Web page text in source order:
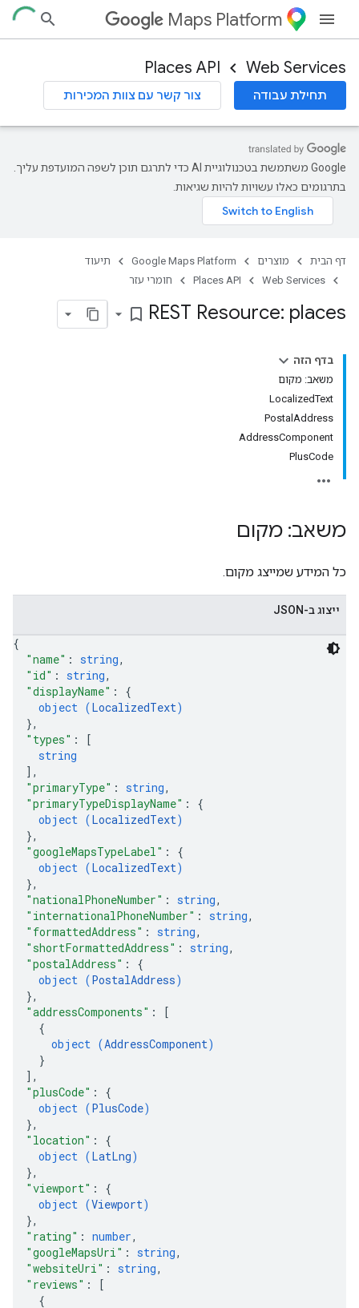
Maps Platform
Web Services
Places API
תחילת עבודה צור קשר עם צוות המכירות
‫Google משתמשת בטכנולוגיית AI כדי לתרגם תוכן לשפה המועדפת עליך.
בתרגומים כאלו עשויות להיות שגיאות.
דף הבית מוצרים Google Maps Platform
תיעוד
Web Services
Places API חומרי עזר
REST Resource: places
bookmark_border
בדף הזה
משאב: מקום
LocalizedText
PostalAddress
AddressComponent
PlusCode
משאב: מקום
כל המידע שמייצג מקום.
ייצוג ב-JSON
{
"name" : string,
"id" : string,
"displayName" : {
object (LocalizedText)
},
"types" :
[
string
] ,
"primaryType" : string,
"primaryTypeDisplayName" : {
object (LocalizedText)
},
"googleMapsTypeLabel" : {
object (LocalizedText)
},
"nationalPhoneNumber" : string,
"internationalPhoneNumber" : string,
"formattedAddress" : string,
"shortFormattedAddress" : string,
"postalAddress" : {
object (PostalAddress)
},
"addressComponents" :
[
{
object (AddressComponent)
}
] ,
"plusCode" : {
object (PlusCode)
},
"location" : {
object (LatLng)
},
"viewport" : {
object (Viewport)
},
"rating" : number,
"googleMapsUri" : string,
"websiteUri" : string,
"reviews" :
[
{